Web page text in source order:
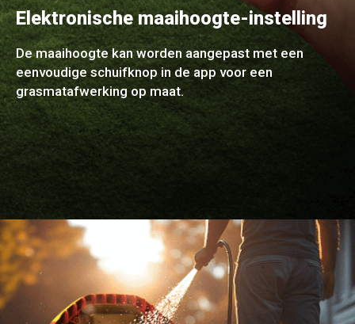
Elektronische maaihoogte-instelling
De maaihoogte kan worden aangepast met een
eenvoudige schuifknop in de app voor een
grasmatafwerking op maat.